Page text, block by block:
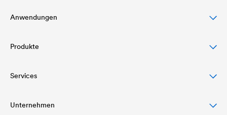
Anwendungen
Steildachschutz
Fassadenschutz & -gestaltung
Flachdachschutz & -drainage
Produkte
Dachbahnen
Luft- und Dampfsperren
Services
Download
Unternehmen